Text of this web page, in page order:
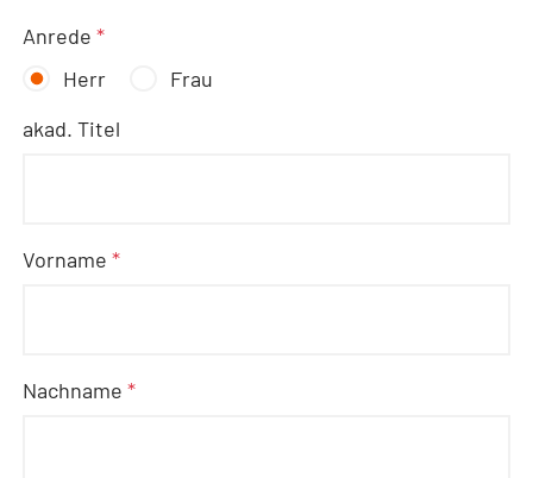
Anrede*
Herr
Frau
akad. Titel
Vorname*
Nachname*